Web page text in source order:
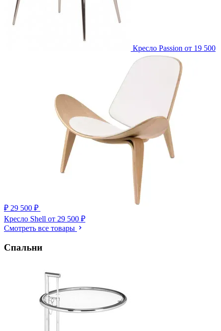
Кресло Passion от 19 500
₽ 29 500 ₽
Кресло Shell от 29 500 ₽
Смотреть все товары
Спальни